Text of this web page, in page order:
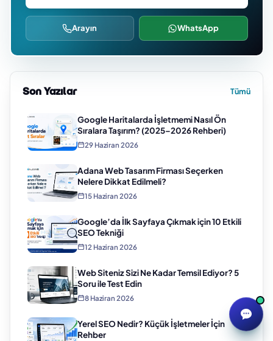
Arayın WhatsApp
Son Yazılar Tümü
Google Haritalarda İşletmemi Nasıl Ön
Sıralara Taşırım? (2025–2026 Rehberi)
29 Haziran 2026
Adana Web Tasarım Firması Seçerken
Nelere Dikkat Edilmeli?
15 Haziran 2026
Google’da İlk Sayfaya Çıkmak için 10 Etkili
SEO Tekniği
12 Haziran 2026
Web Siteniz Sizi Ne Kadar Temsil Ediyor? 5
Soru ile Test Edin
8 Haziran 2026
Yerel SEO Nedir? Küçük İşletmeler İçin
Rehber